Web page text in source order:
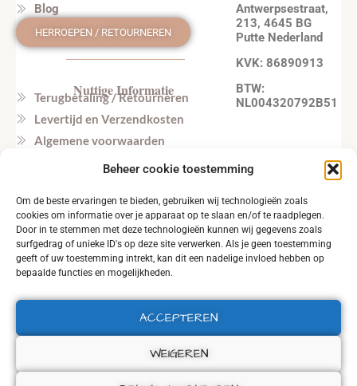
Beheer cookie toestemming
Om de beste ervaringen te bieden, gebruiken wij technologieën zoals
cookies om informatie over je apparaat op te slaan en/of te raadplegen.
Door in te stemmen met deze technologieën kunnen wij gegevens zoals
surfgedrag of unieke ID's op deze site verwerken. Als je geen toestemming
geeft of uw toestemming intrekt, kan dit een nadelige invloed hebben op
bepaalde functies en mogelijkheden.
ACCEPTEREN
WEIGEREN
Blog
HERROEPEN / RETOURNEREN
Nuttige Informatie
Terugbetaling / Retourneren
Levertijd en Verzendkosten
Algemene voorwaarden
Privacy beleid
Tel. NL: +31164603172 (NL, EN)
Tel. BE: +32495219857 (NL, EN)
Antwerpsestraat,
213, 4645 BG
Putte Nederland
KVK: 86890913
BTW:
NL004320792B51
2026 © ALL RIGHTS RESERVED.